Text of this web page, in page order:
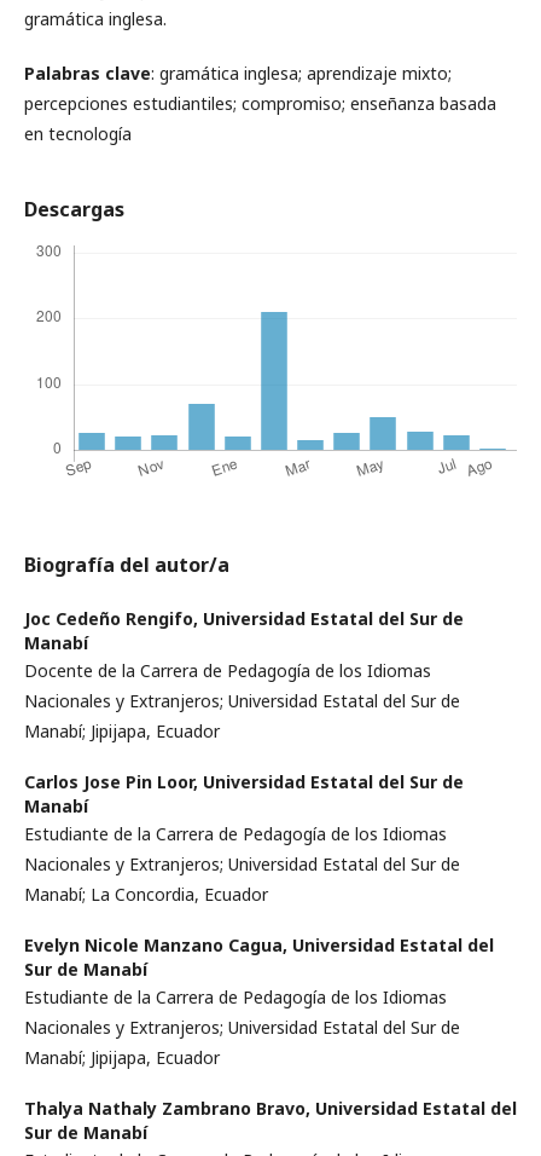
gramática inglesa.
Palabras clave: gramática inglesa; aprendizaje mixto;
percepciones estudiantiles; compromiso; enseñanza basada
en tecnología
Descargas
Biografía del autor/a
Joc Cedeño Rengifo, Universidad Estatal del Sur de
Manabí
Docente de la Carrera de Pedagogía de los Idiomas
Nacionales y Extranjeros; Universidad Estatal del Sur de
Manabí; Jipijapa, Ecuador
Carlos Jose Pin Loor, Universidad Estatal del Sur de
Manabí
Estudiante de la Carrera de Pedagogía de los Idiomas
Nacionales y Extranjeros; Universidad Estatal del Sur de
Manabí; La Concordia, Ecuador
Evelyn Nicole Manzano Cagua, Universidad Estatal del
Sur de Manabí
Estudiante de la Carrera de Pedagogía de los Idiomas
Nacionales y Extranjeros; Universidad Estatal del Sur de
Manabí; Jipijapa, Ecuador
Thalya Nathaly Zambrano Bravo, Universidad Estatal del
Sur de Manabí